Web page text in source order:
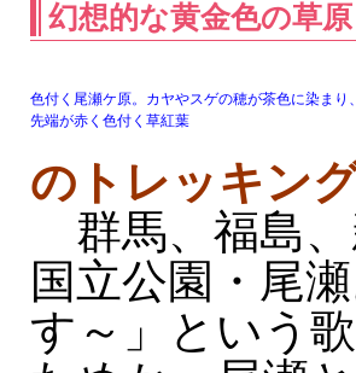
幻想的な黄金色の草原
色付く尾瀬ケ原。カヤやスゲの穂が茶色に染まり
先端が赤く色付く草紅葉
のトレッキン
群馬、福島、
国立公園・尾
す～」という